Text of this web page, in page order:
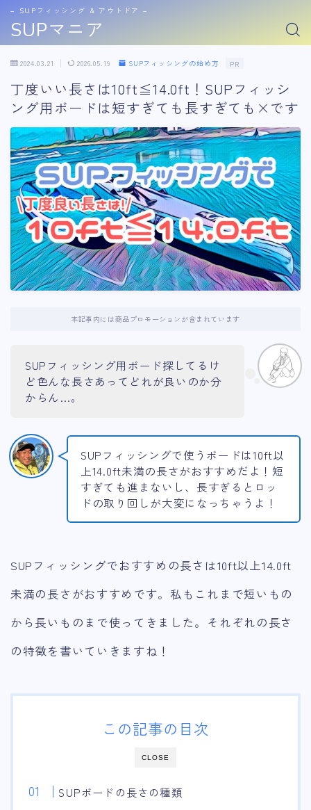
SUPマニア
− SUPフィッシング & アウトドア −
2024.03.21 2026.05.19 SUPフィッシングの始め方 PR
丁度いい長さは10ft≦14.0ft！SUPフィッシ
ング用ボードは短すぎても長すぎても×です
本記事内には商品プロモーションが含まれています
SUPフィッシング用ボード探してるけ
ど色んな長さあってどれが良いのか分
からん…。
SUPフィッシングで使うボードは10ft以
上14.0ft未満の長さがおすすめだよ！短
すぎても進まないし、長すぎるとロッ
ドの取り回しが大変になっちゃうよ！
SUPフィッシングでおすすめの長さは10ft以上14.0ft
未満の長さがおすすめです。私もこれまで短いもの
から長いものまで使ってきました。それぞれの長さ
の特徴を書いていきますね！
CLOSE
この記事の目次
SUPボードの長さの種類